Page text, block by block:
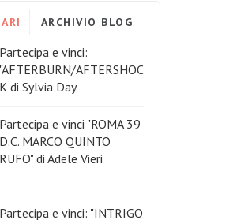
ARCHIVIO BLOG
Partecipa e vinci:
"AFTERBURN/AFTERSHOC
K di Sylvia Day
Partecipa e vinci "ROMA 39
D.C. MARCO QUINTO
RUFO" di Adele Vieri
Partecipa e vinci: "INTRIGO